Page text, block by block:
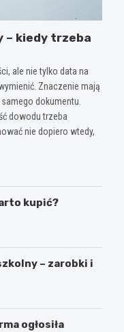
– kiedy trzeba
ale nie tylko data na
Znaczenie mają
dokumentu.
dowodu trzeba
nie dopiero wtedy,
kupić?
– zarobki i
ogłosiła